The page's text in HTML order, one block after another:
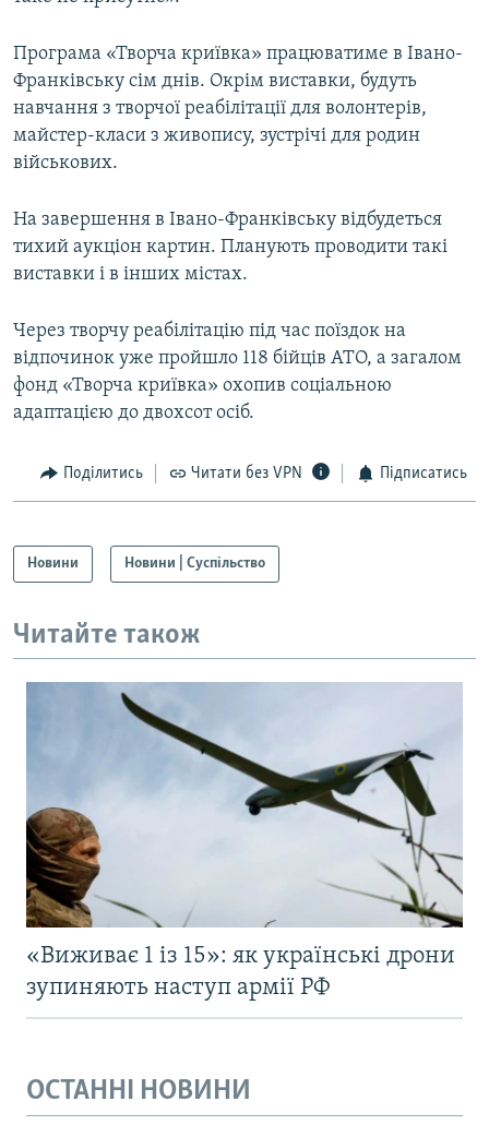
Програма «Творча криївка» працюватиме в Івано-
Франківську сім днів. Окрім виставки, будуть
навчання з творчої реабілітації для волонтерів,
майстер-класи з живопису, зустрічі для родин
військових.
На завершення в Івано-Франківську відбудеться
тихий аукціон картин. Планують проводити такі
виставки і в інших містах.
Через творчу реабілітацію під час поїздок на
відпочинок уже пройшло 118 бійців АТО, а загалом
фонд «Творча криївка» охопив соціальною
адаптацією до двохсот осіб.
Поділитись Читати без VPN Підписатись
Новини Новини | Суспільство
Читайте також
«Виживає 1 із 15»: як українські дрони
зупиняють наступ армії РФ
ОСТАННІ НОВИНИ